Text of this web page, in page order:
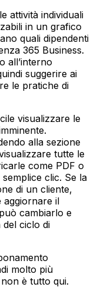
attività individuali
in un grafico
quali dipendenti
365 Business.
all’interno
suggerire ai
le pratiche di
visualizzare le
alla sezione
tutte le
come PDF o
clic. Se la
di un cliente,
aggiornare il
cambiarlo e
del ciclo di
molto più
è tutto qui.